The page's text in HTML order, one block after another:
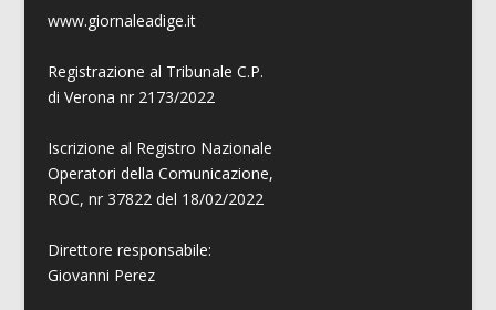
www.giornaleadige.it
Registrazione al Tribunale C.P.
di Verona nr 2173/2022
Iscrizione al Registro Nazionale
Operatori della Comunicazione,
ROC, nr 37822 del 18/02/2022
Direttore responsabile:
Giovanni Perez